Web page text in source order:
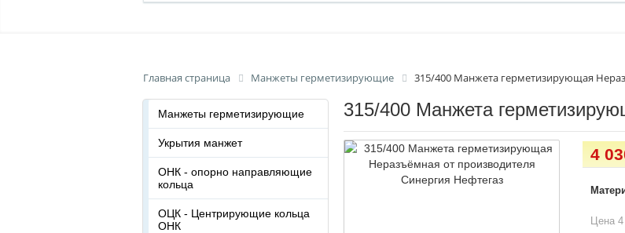
Главная страница Манжеты герметизирующие 315/400 Манжета герметизирующая
315/400 Манжета
4
Цена
Манжеты герметизирующие
Укрытия манжет
ОНК - опорно направляющие
кольца
ОЦК - Центрирующие кольца
ОНК